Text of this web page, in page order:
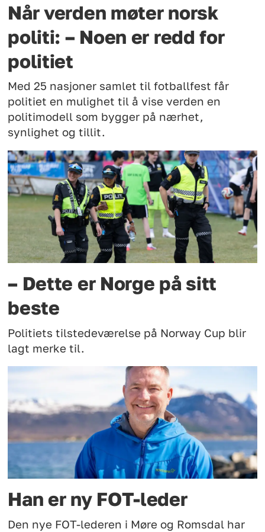
Når verden møter norsk
politi: – Noen er redd for
politiet
Med 25 nasjoner samlet til fotballfest får
politiet en mulighet til å vise verden en
politimodell som bygger på nærhet,
synlighet og tillit.
– Dette er Norge på sitt
beste
Politiets tilstedeværelse på Norway Cup blir
lagt merke til.
Han er ny FOT-leder
Den nye FOT-lederen i Møre og Romsdal har